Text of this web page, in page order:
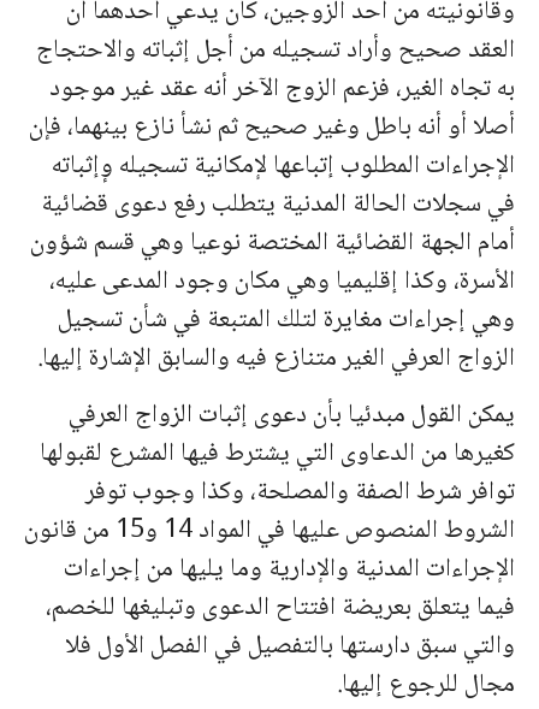
وقانونيته من أحد الزوجين، كأن يدعي أحدهما أن
العقد صحيح وأراد تسجيله من أجل إثباته والاحتجاج
به تجاه الغير، فزعم الزوج الآخر أنه عقد غير موجود
أصلا أو أنه باطل وغير صحيح ثم نشأ نازع بينهما، فإن
الإجراءات المطلوب إتباعها لإمكانية تسجيله وٕإثباته
في سجلات الحالة المدنية يتطلب رفع دعوى قضائية
أمام الجهة القضائية المختصة نوعيا وهي قسم شؤون
الأسرة، وكذا إقليميا وهي مكان وجود المدعى عليه،
وهي إجراءات مغايرة لتلك المتبعة في شأن تسجيل
الزواج العرفي الغير متنازع فيه والسابق الإشارة إليها.
يمكن القول مبدئيا بأن دعوى إثبات الزواج العرفي
كغيرها من الدعاوى التي يشترط فيها المشرع لقبولها
توافر شرط الصفة والمصلحة، وكذا وجوب توفر
الشروط المنصوص عليها في المواد 14 و15 من قانون
الإجراءات المدنية والإدارية وما يليها من إجراءات
فيما يتعلق بعريضة افتتاح الدعوى وتبليغها للخصم،
والتي سبق دارستها بالتفصيل في الفصل الأول فلا
مجال للرجوع إليها.